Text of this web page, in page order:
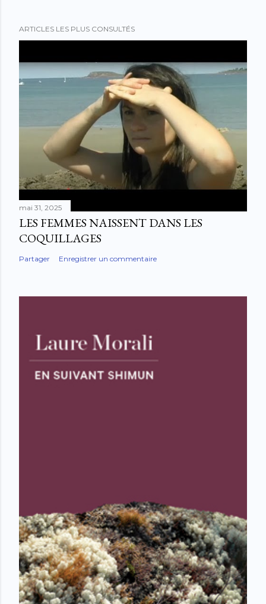
ARTICLES LES PLUS CONSULTÉS
mai 31, 2025
LES FEMMES NAISSENT DANS LES
COQUILLAGES
Partager Enregistrer un commentaire